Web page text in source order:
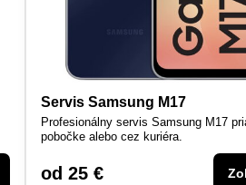
Servis Samsung M17
Profesionálny servis Samsung M17
pobočke alebo cez kuriéra.
od 25 €